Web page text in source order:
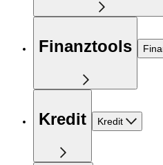
Finanztools
Kredit Kredit